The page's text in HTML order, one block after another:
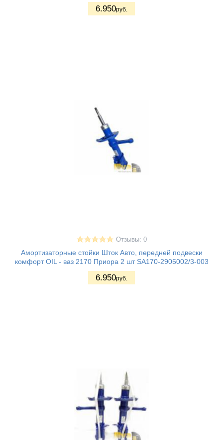
6.950руб.
Отзывы: 0
Амортизаторные стойки Шток Авто, передней подвески
комфорт OIL - ваз 2170 Приора 2 шт SA170-2905002/3-003
6.950руб.